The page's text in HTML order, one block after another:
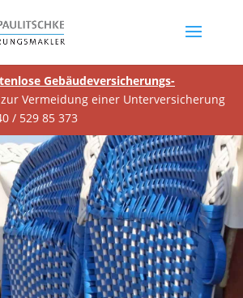
Gebäudeversicherungs-
zur Vermeidung einer Unterversicherung
/ 529 85 373